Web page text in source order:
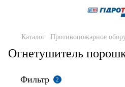
Каталог Противопожарное
Огнетушитель
Фильтр 2